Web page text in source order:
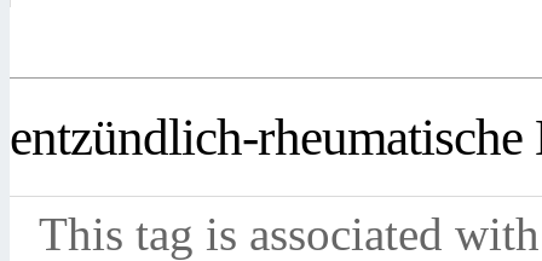
entzündlich-
This tag is associated